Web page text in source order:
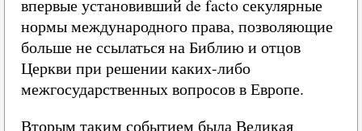
впервые установивший de facto секулярные
нормы международного права, позволяющие
больше не ссылаться на Библию и отцов
Церкви при решении каких-либо
межгосударственных вопросов в Европе.
Вторым таким событием была Великая